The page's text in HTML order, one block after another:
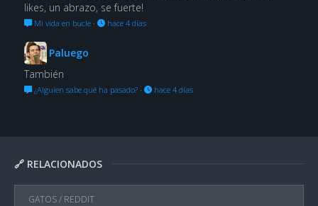
🔗 RELACIONADOS
GATOS/ REDDIT
likes, un abrazo, se fuerte!
Mi vida en bucle· hace 4 días
Paluego
También
¿Alguien sabe qué ha pasado?· hace 4 días